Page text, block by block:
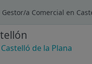
Gestor/a Comercial en
Castelló de la Plana